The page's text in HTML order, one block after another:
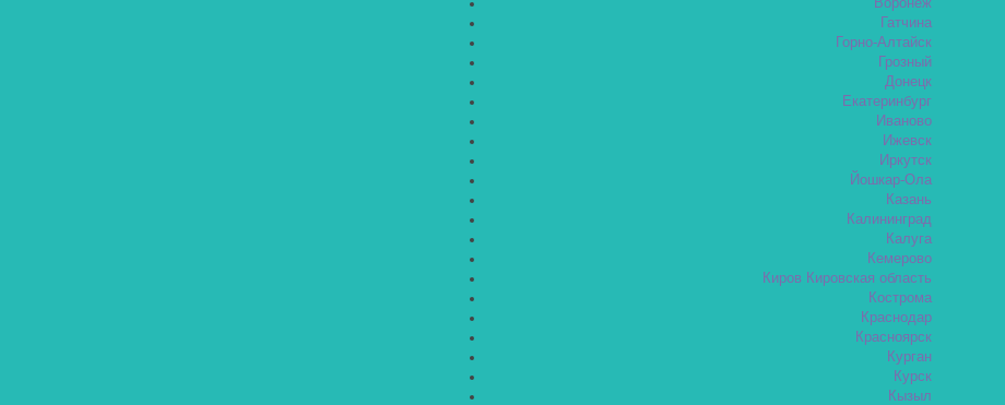
Воронеж
Гатчина
Горно-Алтайск
Грозный
Донецк
Екатеринбург
Иваново
Ижевск
Иркутск
Йошкар-Ола
Казань
Калининград
Калуга
Кемерово
Киров Кировская область
Кострома
Краснодар
Красноярск
Курган
Курск
Кызыл